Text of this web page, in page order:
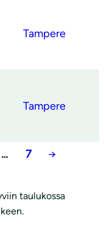
Tampere
Tampere
… 7 →
taulukossa